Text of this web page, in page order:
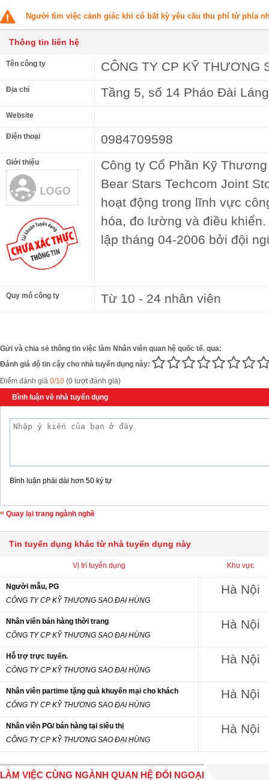
Người tìm việc cảnh giác khi có bất kỳ yêu cầu thu phí từ phía
Thông tin liên hệ
Tên công ty CÔNG TY CP KỸ THƯƠNG
Địa chỉ Tầng 5, số 14 Pháo Đài
Website
Điện thoại 0984709598
Giới thiệu
Công ty Cổ Phần Kỹ
Bear Stars Techcom Joint
hoạt động trong lĩnh vực
hóa, đo lường và điều
lập tháng 04-2006 bởi đội
Quy mô công ty Từ 10 - 24 nhân viên
Gửi và chia sẻ thông tin việc làm Nhân viên quan hệ quốc tế. qua:
Đánh giá độ tin cậy cho nhà tuyển dụng này:
Điểm đánh giá 0/10 (0 lượt đánh giá)
Bình luận về nhà tuyển dụng
Bình luận phải dài hơn 50 ký tự
Quay lại trang ngành nghề
Tin tuyển dụng khác từ nhà tuyển dụng này
Vị trí tuyển dụng Khu vực
Người mẫu, PG
CÔNG TY CP KỸ THƯƠNG SAO ĐẠI HÙNG
Hà Nội
Nhân viên bán hàng thời trang
CÔNG TY CP KỸ THƯƠNG SAO ĐẠI HÙNG
Hà Nội
Hỗ trợ trực tuyến.
CÔNG TY CP KỸ THƯƠNG SAO ĐẠI HÙNG
Hà Nội
Nhân viên partime tặng quà khuyến mại cho khách
CÔNG TY CP KỸ THƯƠNG SAO ĐẠI HÙNG
Hà Nội
Nhân viên PG/ bán hàng tại siêu thị
CÔNG TY CP KỸ THƯƠNG SAO ĐẠI HÙNG
Hà Nội
LÀM VIỆC CÙNG NGÀNH QUAN HỆ ĐỐI NGOẠI